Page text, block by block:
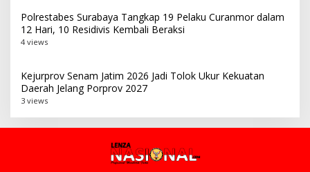
Polrestabes Surabaya Tangkap 19 Pelaku Curanmor dalam
12 Hari, 10 Residivis Kembali Beraksi
4 views
Kejurprov Senam Jatim 2026 Jadi Tolok Ukur Kekuatan
Daerah Jelang Porprov 2027
3 views